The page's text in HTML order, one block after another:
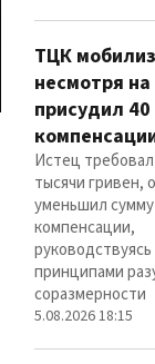
ТЦК
несмотря
присудил
Истец
тысячи гривен,
уменьшил сумму
компенсации,
руководствуясь
принципами
соразмерности
5.08.2026 18:15